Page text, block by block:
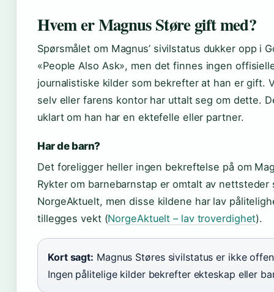
Hvem er Magnus Støre gift med?
Spørsmålet om Magnus’ sivilstatus dukker opp i
«People Also Ask», men det finnes ingen
journalistiske kilder som bekrefter at han er gift.
selv eller farens kontor har uttalt seg om dette.
uklart om han har en ektefelle eller partner.
Har de barn?
Det foreligger heller ingen bekreftelse på om
Rykter om barnebarnstap er omtalt av nettsteder
NorgeAktuelt, men disse kildene har lav
tillegges vekt (NorgeAktuelt – lav troverdighet).
Kort sagt: Magnus Støres sivilstatus er ikke
Ingen pålitelige kilder bekrefter ekteskap eller